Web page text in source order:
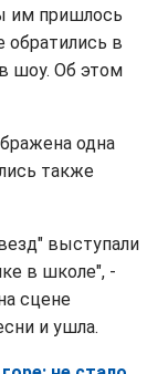
им пришлось
обратились в
шоу. Об этом
одна
также
выступали
в школе", -
сцене
и ушла.